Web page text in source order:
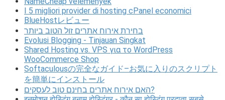
I 5 migliori provider di hosting cPanel economici
BlueHostレビュー
בחירת אירוח אתרים זול הטוב ביותר
Evolusi Blogging - Tinjauan Singkat
Shared Hosting vs. VPS για το WordPress
WooCommerce Shop
Softaculousの完全なガイド–お気に入りのスクリプト
を簡単にインストール
האם אירוח אתרים בחינם טוב לעסקים?